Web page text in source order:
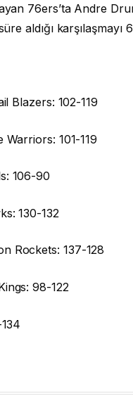
76ers’ta Andre
aldığı karşılaşmayı
Blazers: 102-119
101-119
106-90
130-132
Rockets: 137-128
98-122